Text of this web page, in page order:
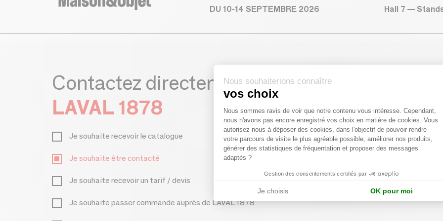
DU 10-14 SEPTEMBRE 2026
Hall 7 —
Contactez directement
LAVAL 1878
Je souhaite recevoir le catalogue
Je souhaite être contacté
Je souhaite recevoir un tarif / devis
Je souhaite passer commande auprès de LAVAL 1878
Nous souhaiterions connaître
vos choix
Plateforme de Gestion du
Nous sommes ravis de voir que notre contenu vous intéresse. Cependant,
nous n'avons pas encore enregistré vos choix en matière de cookies. Vous
autorisez-nous à déposer des cookies, dans l'objectif de pouvoir rendre
votre parcours de visite le plus agréable possible, améliorer nos produits,
générer des statistiques de fréquentation et proposer des messages
adaptés ?
Gestion des consentements certifiés par
Je choisis OK pour moi
Axeptio consent